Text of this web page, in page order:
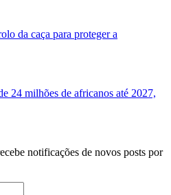
da caça para proteger a
24 milhões de africanos até 2027,
notificações de novos posts por